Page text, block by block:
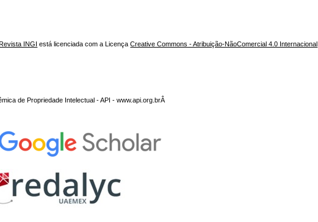
INGI está licenciada com a LicençaCreative Commons - Atribuição-NãoComercial 4.0 Internacional
de Propriedade Intelectual - API - www.api.org.brÂ